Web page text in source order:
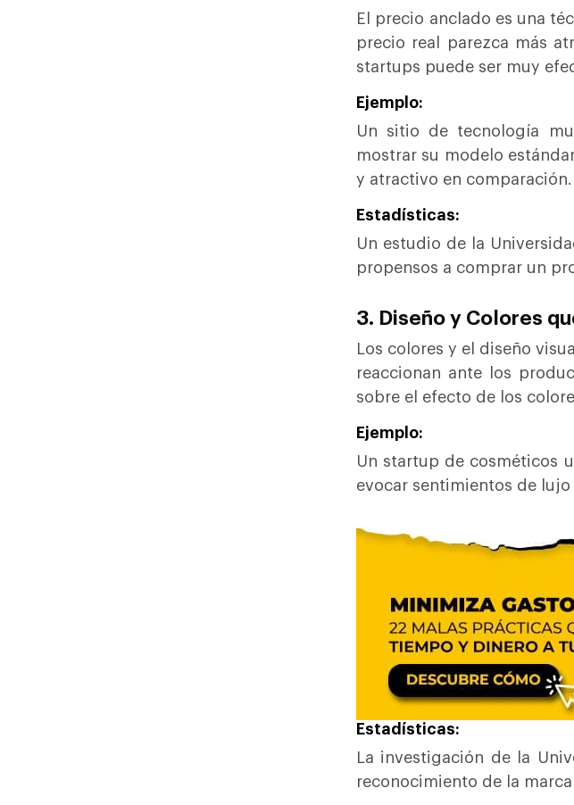
El precio anclado es una
precio real parezca más
startups puede ser muy
Ejemplo:
Un sitio de tecnología
mostrar su modelo
y atractivo en comparación.
Estadísticas:
Un estudio de la
propensos a comprar un
3. Diseño y Colores
Los colores y el diseño
reaccionan ante los
sobre el efecto de los
Ejemplo:
Un startup de cosméticos
evocar sentimientos de lujo
Estadísticas:
La investigación de la
reconocimiento de la